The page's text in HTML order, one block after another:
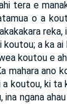
tera e
o a
koutou; a ka
koutou e
mahara ano
koutou, ki
ina ngana